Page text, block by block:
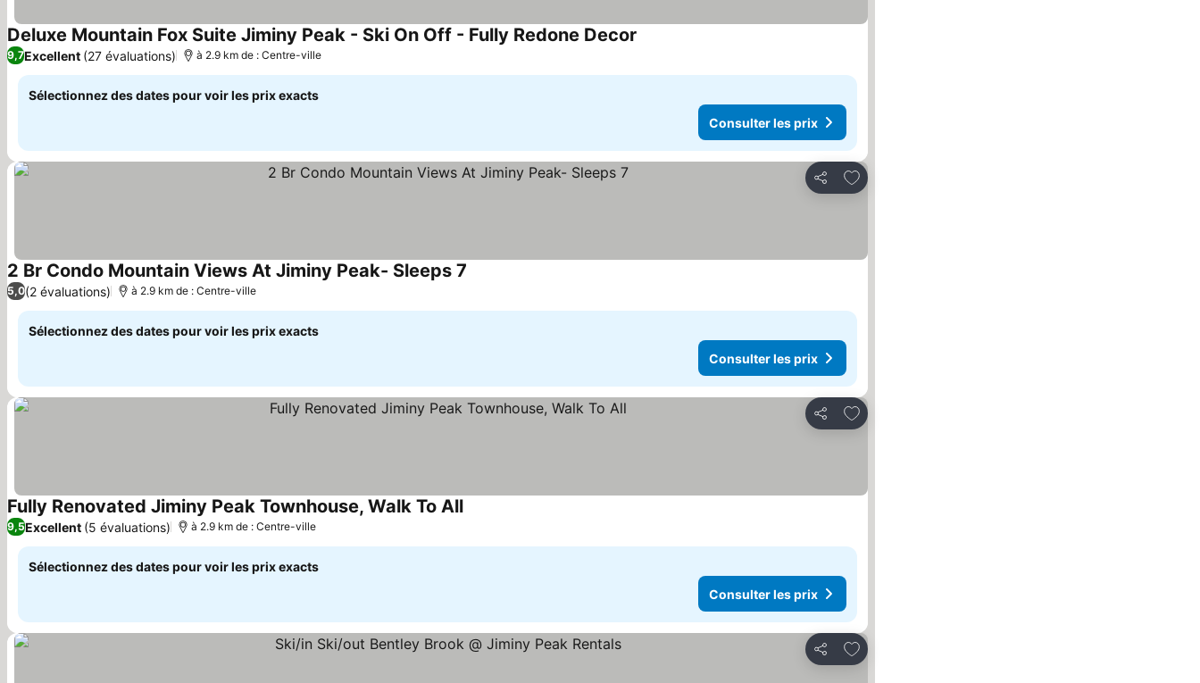
Deluxe Mountain Fox Suite Jiminy Peak - Ski On Off - Fully Redone Decor
9,7Excellent (27 évaluations) à 2.9 km de : Centre-ville
Sélectionnez des dates pour voir les prix exacts
Consulter les prix
Partager
Ajouter à mes favoris
2 Br Condo Mountain Views At Jiminy Peak- Sleeps 7
5,0(2 évaluations) à 2.9 km de : Centre-ville
Sélectionnez des dates pour voir les prix exacts
Consulter les prix
Partager
Ajouter à mes favoris
Fully Renovated Jiminy Peak Townhouse, Walk To AllConsulter les prix
9,5Excellent (5 évaluations) à 2.9 km de : Centre-ville
Sélectionnez des dates pour voir les prix exacts
Consulter les prix
Partager
Ajouter à mes favoris